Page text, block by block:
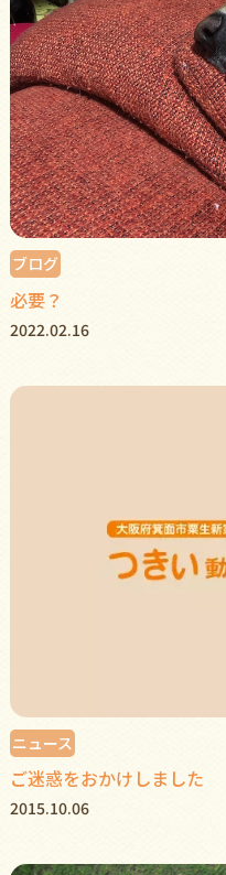
ブログ
必要？
2022.02.16
ニュース
ご迷惑をおかけしました
2015.10.06